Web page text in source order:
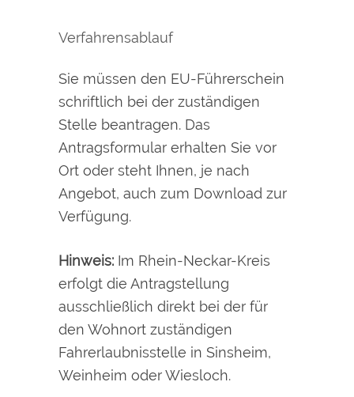
Verfahrensablauf
Sie müssen den EU-Führerschein
schriftlich bei der zuständigen
Stelle beantragen. Das
Antragsformular erhalten Sie vor
Ort oder steht Ihnen, je nach
Angebot, auch zum Download zur
Verfügung.
Hinweis: Im Rhein-Neckar-Kreis
erfolgt die Antragstellung
ausschließlich direkt bei der für
den Wohnort zuständigen
Fahrerlaubnisstelle in Sinsheim,
Weinheim oder Wiesloch.